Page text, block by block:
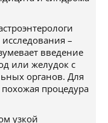
–
введение
или желудок с
органов. Для
процедура
узкой